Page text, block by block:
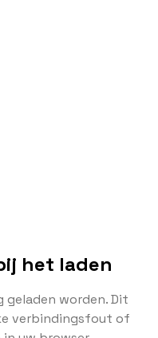
het laden
worden. Dit
verbindingsfout of